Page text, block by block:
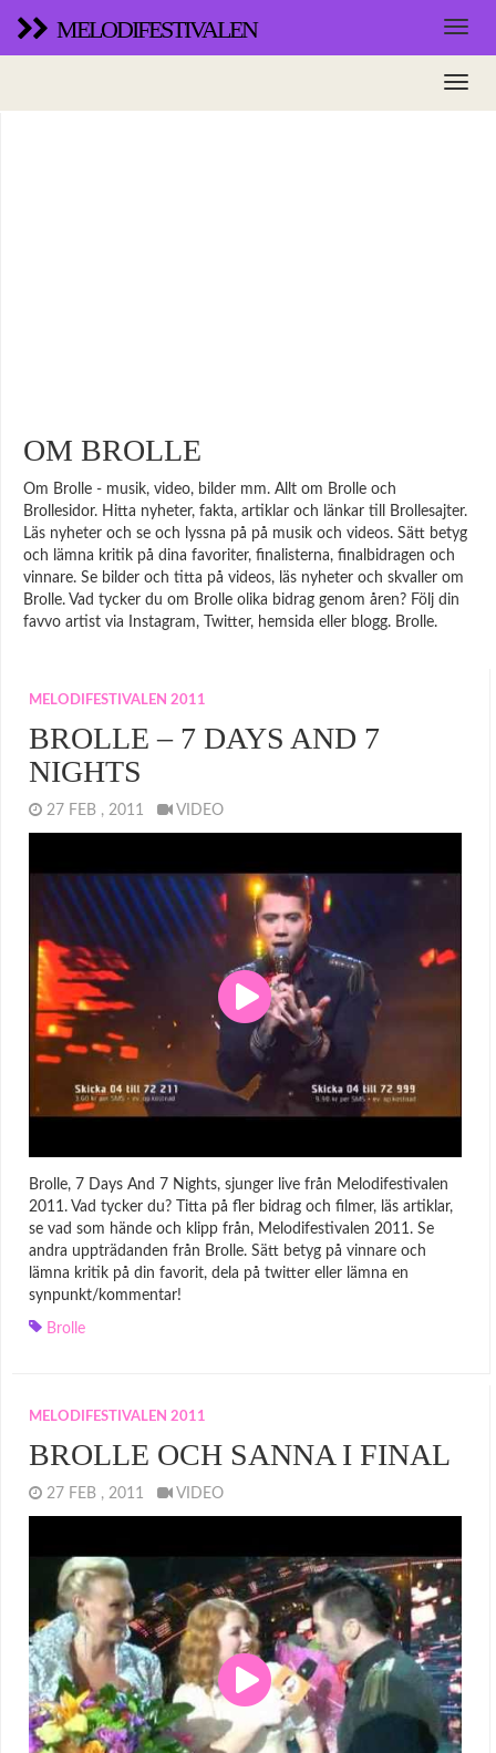
MELODIFESTIVALEN
OM BROLLE
Om Brolle - musik, video, bilder mm. Allt om Brolle och
Brollesidor. Hitta nyheter, fakta, artiklar och länkar till Brollesajter.
Läs nyheter och se och lyssna på på musik och videos. Sätt betyg
och lämna kritik på dina favoriter, finalisterna, finalbidragen och
vinnare. Se bilder och titta på videos, läs nyheter och skvaller om
Brolle. Vad tycker du om Brolle olika bidrag genom åren? Följ din
favvo artist via Instagram, Twitter, hemsida eller blogg. Brolle.
MELODIFESTIVALEN 2011
BROLLE – 7 DAYS AND 7
NIGHTS
27 FEB , 2011 VIDEO
Brolle, 7 Days And 7 Nights, sjunger live från Melodifestivalen
2011. Vad tycker du? Titta på fler bidrag och filmer, läs artiklar,
se vad som hände och klipp från, Melodifestivalen 2011. Se
andra uppträdanden från Brolle. Sätt betyg på vinnare och
lämna kritik på din favorit, dela på twitter eller lämna en
synpunkt/kommentar!
Brolle
MELODIFESTIVALEN 2011
BROLLE OCH SANNA I FINAL
27 FEB , 2011 VIDEO